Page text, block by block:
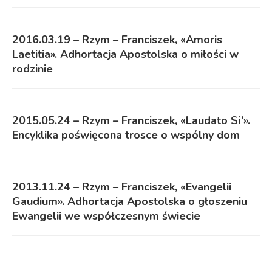
2016.03.19 – Rzym – Franciszek, «Amoris
Laetitia». Adhortacja Apostolska o miłości w
rodzinie
2015.05.24 – Rzym – Franciszek, «Laudato Si’».
Encyklika poświęcona trosce o wspólny dom
2013.11.24 – Rzym – Franciszek, «Evangelii
Gaudium». Adhortacja Apostolska o głoszeniu
Ewangelii we współczesnym świecie